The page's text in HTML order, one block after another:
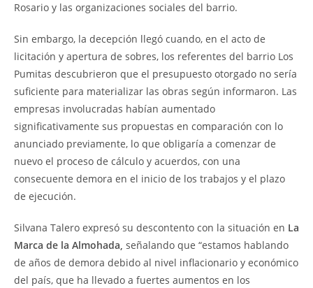
Rosario y las organizaciones sociales del barrio.
Sin embargo, la decepción llegó cuando, en el acto de
licitación y apertura de sobres, los referentes del barrio Los
Pumitas descubrieron que el presupuesto otorgado no sería
suficiente para materializar las obras según informaron. Las
empresas involucradas habían aumentado
significativamente sus propuestas en comparación con lo
anunciado previamente, lo que obligaría a comenzar de
nuevo el proceso de cálculo y acuerdos, con una
consecuente demora en el inicio de los trabajos y el plazo
de ejecución.
Silvana Talero expresó su descontento con la situación en La
Marca de la Almohada, señalando que “estamos hablando
de años de demora debido al nivel inflacionario y económico
del país, que ha llevado a fuertes aumentos en los